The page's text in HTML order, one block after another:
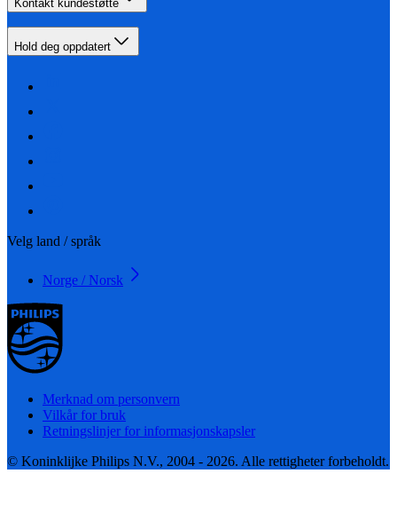
Kontakt kundestøtte
Hold deg oppdatert
Velg land / språk
Norge / Norsk
Merknad om personvern
Vilkår for bruk
Retningslinjer for informasjonskapsler
© Koninklijke Philips N.V., 2004 - 2026. Alle rettigheter forbeholdt.